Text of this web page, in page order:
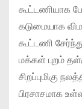
கூட்டணியாக
கடுமையாக
கூட்டணி
மக்கள் புறம்
சிறப்புமிகு
பிரசாசமாக